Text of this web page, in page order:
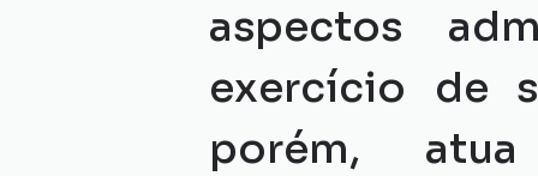
aspectos
exercício de
porém,